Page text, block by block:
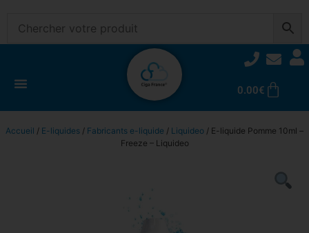
0.00€
Accueil / E-liquides / Fabricants e-liquide / Liquideo / E-liquide Pomme 10ml –
Freeze – Liquideo